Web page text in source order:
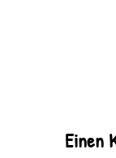
Einen